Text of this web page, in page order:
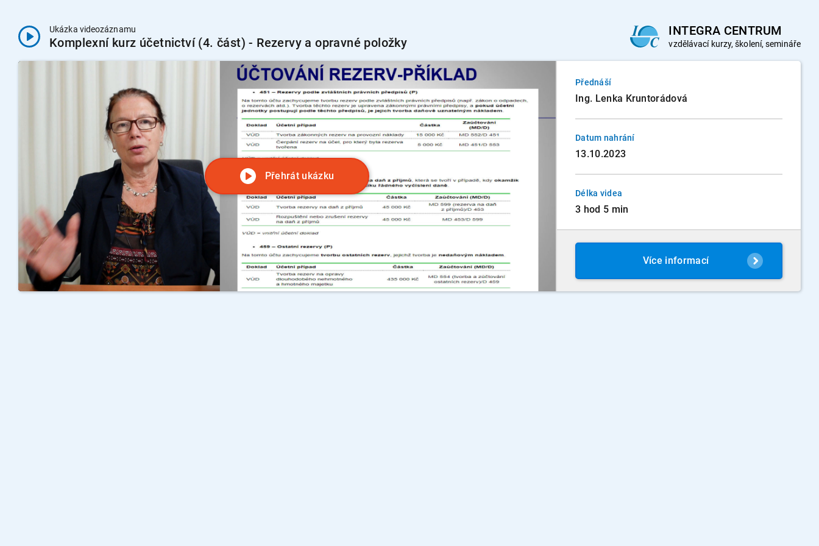
Ukázka videozáznamu
Komplexní kurz účetnictví (4. část) - Rezervy a opravné položky
INTEGRA CENTRUM
vzdělávací kurzy, školení, semináře
Přehrát ukázku
Přednáší
Ing. Lenka Kruntorádová
Datum nahrání
13.10.2023
Délka videa
3 hod 5 min
Více informací